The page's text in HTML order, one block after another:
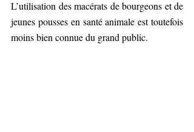
L’utilisation des macérats de bourgeons et de
jeunes pousses en santé animale est toutefois
moins bien connue du grand public.